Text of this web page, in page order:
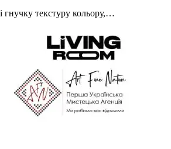
гнучку текстуру кольору,…